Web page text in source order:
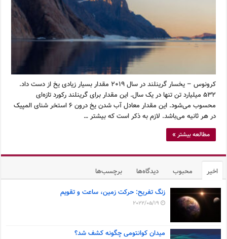
کرونوس – یخسار گرینلند در سال ۲۰۱۹ مقدار بسیار زیادی یخ از دست داد.
۵۳۲ میلیارد تن تنها در یک سال. این مقدار برای گرینلند رکورد تازه‌ای
محسوب می‌شود. این مقدار معادل آب شدن یخ درون ۶ استخر شنای المپیک
در هر ثانیه می‌باشد. لازم به ذکر است که بیشتر …
مطالعه بیشتر »
اخیر محبوب دیدگاه‌ها برچسب‌ها
زنگ تفریح: حرکت زمین، ساعت و تقویم
2022/05/19
میدان کوانتومی چگونه کشف شد؟